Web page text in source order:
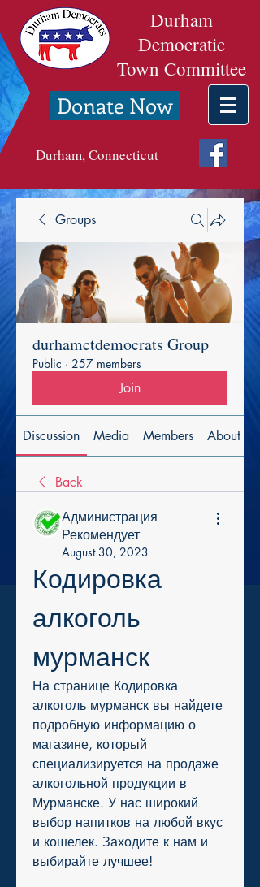
Durham
Democratic
Town Committee
Donate Now
Durham, Connecticut
Groups
durhamctdemocrats Group
Public · 257 members
Join
Discussion Media Members About
Back
Администрация
Рекомендует
August 30, 2023
Кодировка
алкоголь
мурманск
На странице Кодировка
алкоголь мурманск вы найдете
подробную информацию о
магазине, который
специализируется на продаже
алкогольной продукции в
Мурманске. У нас широкий
выбор напитков на любой вкус
и кошелек. Заходите к нам и
выбирайте лучшее!